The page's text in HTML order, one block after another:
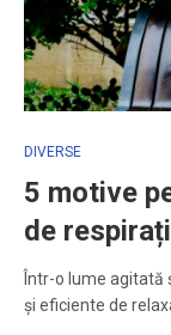
DIVERSE
5 motive
de
Într-o lume agitată
și eficiente de